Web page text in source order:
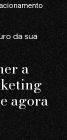
da sua
a
agora